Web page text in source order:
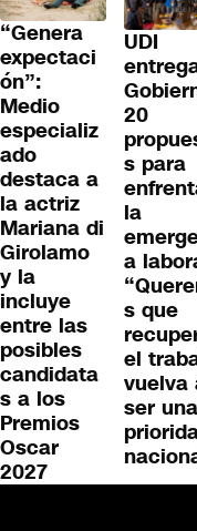
“Genera
expectaci
ón”:
Medio
especializ
ado
destaca a
la actriz
Mariana di
Girolamo
y la
incluye
entre las
posibles
candidata
s a los
Premios
Oscar
2027
UDI
20
s para
la
a
s que
el
vuelva
ser una